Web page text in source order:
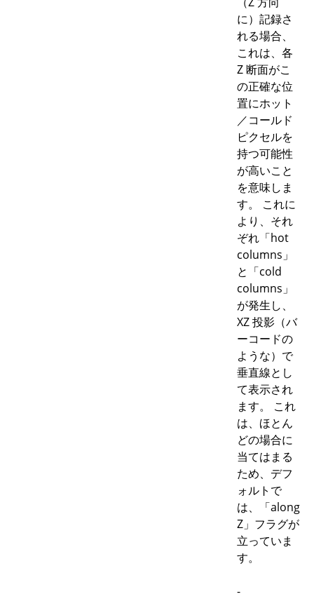
に）記録さ
れる場合、
これは、各
Z 断面がこ
の正確な位
置にホット
／コールド
ピクセルを
持つ可能性
が高いこと
を意味しま
す。 これに
より、それ
ぞれ「hot
columns」
と「cold
columns」
が発生し、
XZ 投影（バ
ーコードの
ような）で
垂直線とし
て表示され
ます。 これ
は、ほとん
どの場合に
当てはまる
ため、デフ
ォルトで
は、「along
Z」フラグが
立っていま
す。